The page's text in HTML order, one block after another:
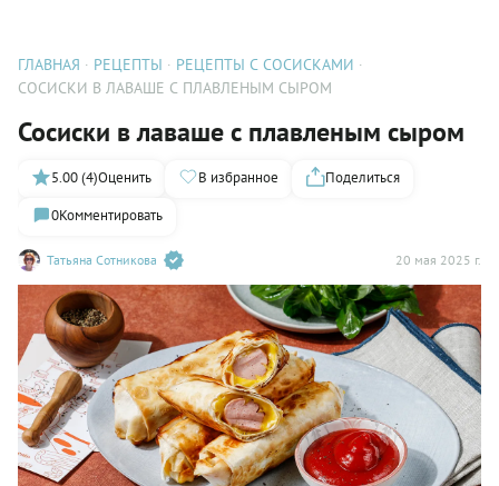
ГЛАВНАЯ РЕЦЕПТЫ
РЕЦЕПТЫ С СОСИСКАМИ
СОСИСКИ В ЛАВАШЕ С ПЛАВЛЕНЫМ СЫРОМ
Сосиски в лаваше с плавленым сыром
Татьяна Сотникова 20 мая 2025 г.
5.00 (4)Оценить В избранное
Поделиться
0Комментировать